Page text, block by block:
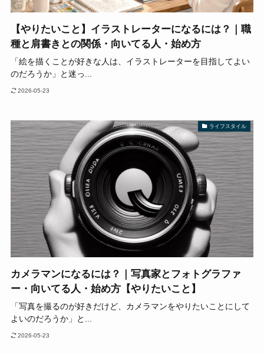
【やりたいこと】イラストレーターになるには？｜職
種と肩書きとの関係・向いてる人・始め方
「絵を描くことが好きな人は、イラストレーターを目指してよい
のだろうか」と迷っ...
2026-05-23
ライフスタイル
カメラマンになるには？｜写真家とフォトグラファ
ー・向いてる人・始め方【やりたいこと】
「写真を撮るのが好きだけど、カメラマンをやりたいことにして
よいのだろうか」と...
2026-05-23